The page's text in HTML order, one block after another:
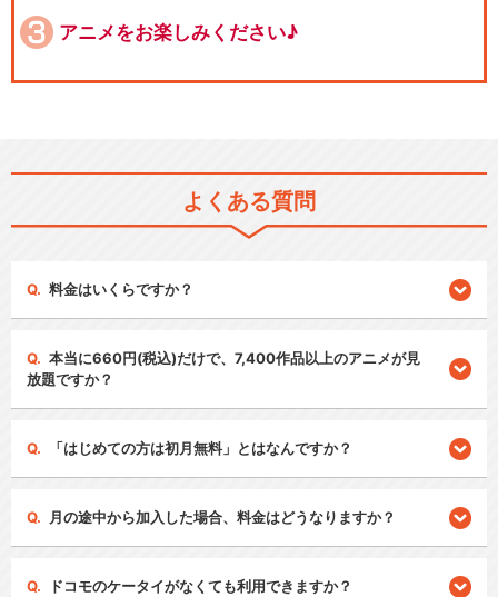
アニメをお楽しみください♪
よくある質問
料金はいくらですか？
本当に660円(税込)だけで、7,400作品以上のアニメが見
放題ですか？
「はじめての方は初月無料」とはなんですか？
月の途中から加入した場合、料金はどうなりますか？
ドコモのケータイがなくても利用できますか？